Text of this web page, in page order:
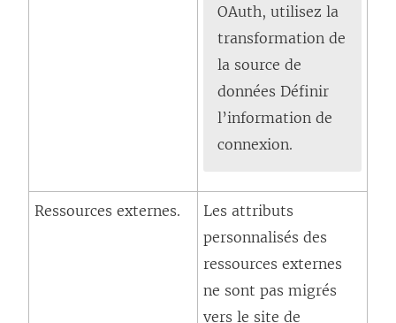
OAuth, utilisez la
transformation de
la source de
données Définir
l’information de
connexion.
Ressources externes.
Les attributs
personnalisés des
ressources externes
ne sont pas migrés
vers le site de